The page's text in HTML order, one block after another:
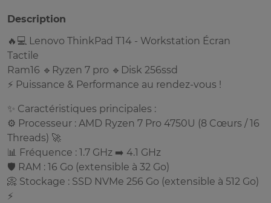
Description
🔥💻 Lenovo ThinkPad T14 - Workstation Écran
Tactile
Ram16 🔹Ryzen 7 pro 🔹Disk 256ssd
⚡ Puissance & Performance au rendez-vous !
✨ Caractéristiques principales :
⚙️ Processeur : AMD Ryzen 7 Pro 4750U (8 Cœurs / 16
Threads) 🚀
📊 Fréquence : 1.7 GHz ➡️ 4.1 GHz
🛡️ RAM : 16 Go (extensible à 32 Go)
📀 Stockage : SSD NVMe 256 Go (extensible à 512 Go)
⚡